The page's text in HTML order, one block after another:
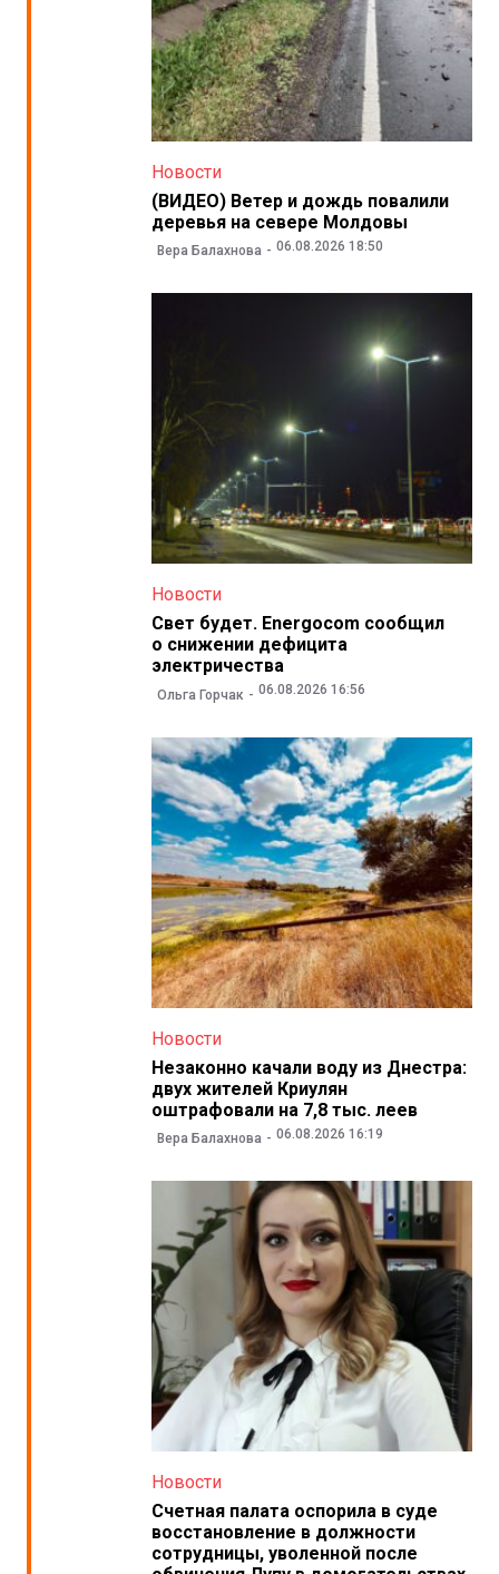
Новости
(ВИДЕО) Ветер и дождь повалили
деревья на севере Молдовы
Вера Балахнова 06.08.2026 18:50
Новости
Свет будет. Energocom сообщил
о снижении дефицита
электричества
Ольга Горчак 06.08.2026 16:56
Новости
Незаконно качали воду из Днестра:
двух жителей Криулян
оштрафовали на 7,8 тыс. леев
Вера Балахнова 06.08.2026 16:19
Новости
Счетная палата оспорила в суде
восстановление в должности
сотрудницы, уволенной после